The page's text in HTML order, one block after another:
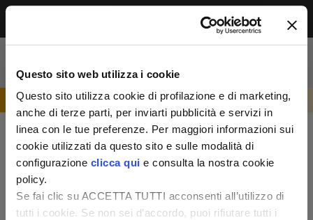
Questo sito web utilizza i cookie
Questo sito utilizza cookie di profilazione e di marketing,
anche di terze parti, per inviarti pubblicità e servizi in
linea con le tue preferenze. Per maggiori informazioni sui
cookie utilizzati da questo sito e sulle modalità di
configurazione clicca qui e consulta la nostra cookie
policy.
Se fai clic su ACCETTA TUTTI acconsenti all’utilizzo di
tutti i cookie. Se non sei d’accordo, puoi rifiutare tutti i
Accesso riservato agli abbonati
Per leggere questo contenuto, devi essere
abbonato alla rivista. Se sei già abbonato,
accedi subito per continuare la lettura.
Se non sei ancora dei nostri, abbonati ora e
accedi ai tuoi contenuti!